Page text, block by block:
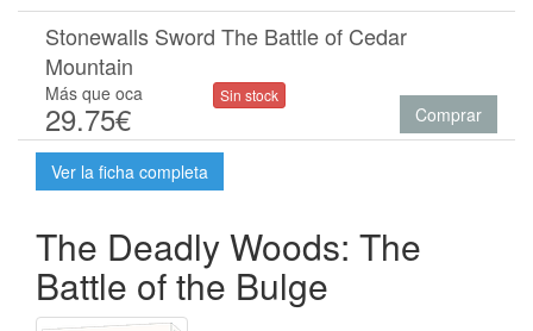
Stonewalls Sword The Battle of Cedar
Mountain
Más que oca
29.75€
Sin stock
Comprar
Ver la ficha completa
The Deadly Woods: The
Battle of the Bulge